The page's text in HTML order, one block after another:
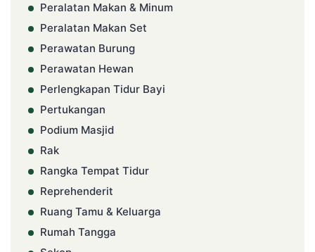
Peralatan Makan & Minum
Peralatan Makan Set
Perawatan Burung
Perawatan Hewan
Perlengkapan Tidur Bayi
Pertukangan
Podium Masjid
Rak
Rangka Tempat Tidur
Reprehenderit
Ruang Tamu & Keluarga
Rumah Tangga